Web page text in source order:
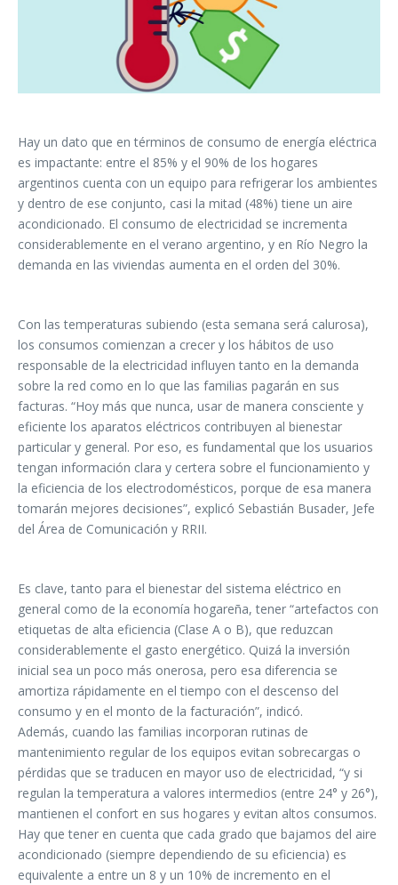
Hay un dato que en términos de consumo de energía eléctrica
es impactante: entre el 85% y el 90% de los hogares
argentinos cuenta con un equipo para refrigerar los ambientes
y dentro de ese conjunto, casi la mitad (48%) tiene un aire
acondicionado. El consumo de electricidad se incrementa
considerablemente en el verano argentino, y en Río Negro la
demanda en las viviendas aumenta en el orden del 30%.
Con las temperaturas subiendo (esta semana será calurosa),
los consumos comienzan a crecer y los hábitos de uso
responsable de la electricidad influyen tanto en la demanda
sobre la red como en lo que las familias pagarán en sus
facturas. “Hoy más que nunca, usar de manera consciente y
eficiente los aparatos eléctricos contribuyen al bienestar
particular y general. Por eso, es fundamental que los usuarios
tengan información clara y certera sobre el funcionamiento y
la eficiencia de los electrodomésticos, porque de esa manera
tomarán mejores decisiones”, explicó Sebastián Busader, Jefe
del Área de Comunicación y RRII.
Es clave, tanto para el bienestar del sistema eléctrico en
general como de la economía hogareña, tener “artefactos con
etiquetas de alta eficiencia (Clase A o B), que reduzcan
considerablemente el gasto energético. Quizá la inversión
inicial sea un poco más onerosa, pero esa diferencia se
amortiza rápidamente en el tiempo con el descenso del
consumo y en el monto de la facturación”, indicó.
Además, cuando las familias incorporan rutinas de
mantenimiento regular de los equipos evitan sobrecargas o
pérdidas que se traducen en mayor uso de electricidad, “y si
regulan la temperatura a valores intermedios (entre 24° y 26°),
mantienen el confort en sus hogares y evitan altos consumos.
Hay que tener en cuenta que cada grado que bajamos del aire
acondicionado (siempre dependiendo de su eficiencia) es
equivalente a entre un 8 y un 10% de incremento en el